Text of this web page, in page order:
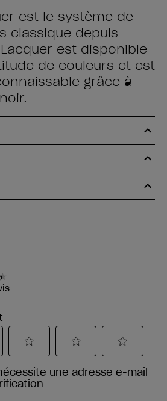
est le système de
classique depuis
Lacquer est disponible
de couleurs et est
grâce à